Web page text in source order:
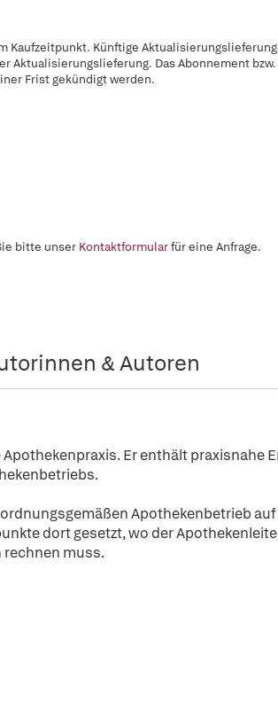
Kaufzeitpunkt. Künftige
Aktualisierungslieferung. Das Abonnement
Frist gekündigt werden.
bitte unser Kontaktformularfür eine Anfrage.
& Autoren
Er enthält praxisnahe
Apothekenbetrieb auf
dort gesetzt, wo der
muss.